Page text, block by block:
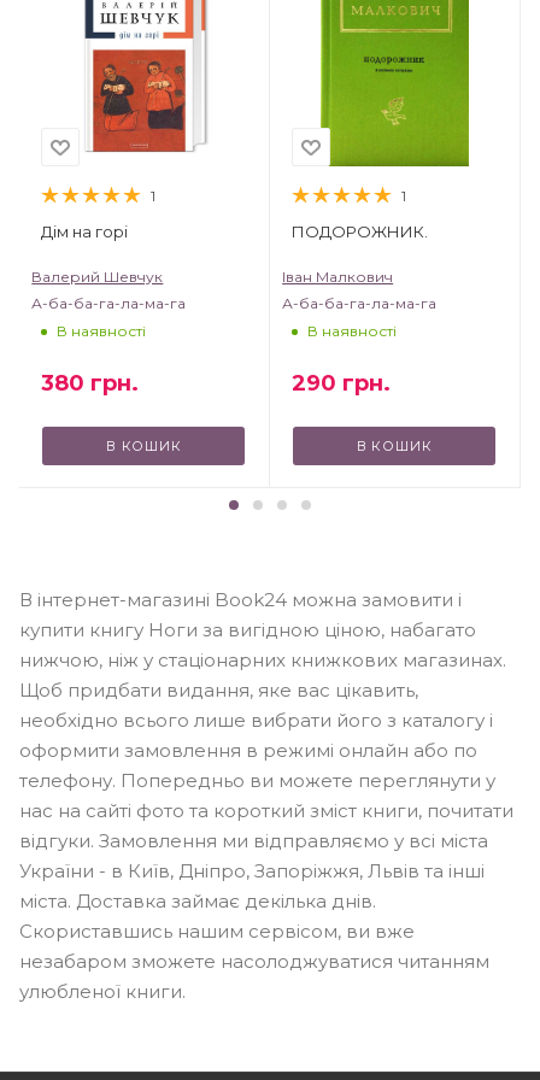
1
Дім на горі
Валерий Шевчук
А-ба-ба-га-ла-ма-га
В наявності
380 грн.
В КОШИК
1
ПОДОРОЖНИК.
Іван Малкович
А-ба-ба-га-ла-ма-га
В наявності
290 грн.
В КОШИК
В інтернет-магазині Book24 можна замовити і
купити книгу Ноги за вигідною ціною, набагато
нижчою, ніж у стаціонарних книжкових магазинах.
Щоб придбати видання, яке вас цікавить,
необхідно всього лише вибрати його з каталогу і
оформити замовлення в режимі онлайн або по
телефону. Попередньо ви можете переглянути у
нас на сайті фото та короткий зміст книги, почитати
відгуки. Замовлення ми відправляємо у всі міста
України - в Київ, Дніпро, Запоріжжя, Львів та інші
міста. Доставка займає декілька днів.
Скориставшись нашим сервісом, ви вже
незабаром зможете насолоджуватися читанням
улюбленої книги.